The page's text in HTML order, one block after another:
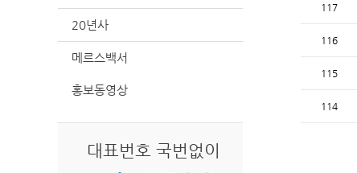
20년사
메르스백서
홍보동영상
대표번호 국번없이
117
116
115
114